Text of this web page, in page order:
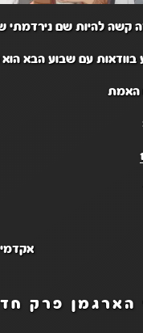
קשה להיות שם נירדמתי
בוודאות עם שבוע הבא הוא
האמת
הארגמן פרק